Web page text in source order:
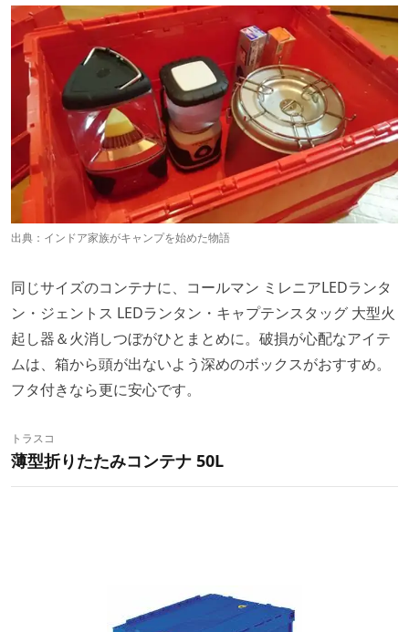
出典： インドア家族がキャンプを始めた物語
同じサイズのコンテナに、コールマン ミレニアLEDランタ
ン・ジェントス LEDランタン・キャプテンスタッグ 大型火
起し器＆火消しつぼがひとまとめに。破損が心配なアイテ
ムは、箱から頭が出ないよう深めのボックスがおすすめ。
フタ付きなら更に安心です。
トラスコ
薄型折りたたみコンテナ 50L